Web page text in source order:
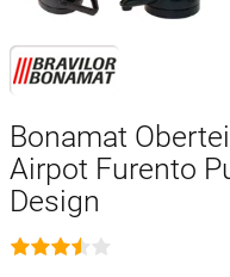
Bonamat
Airpot Furento
Design